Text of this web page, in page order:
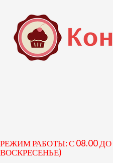
РЕЖИМ РАБОТЫ: С 08.00
ВОСКРЕСЕНЬЕ)